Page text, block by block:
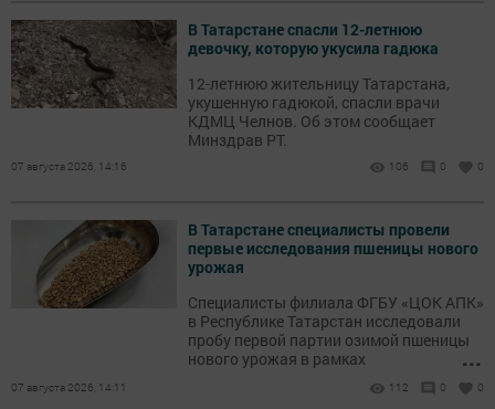
представителей старшего поколения
В Татарстане спасли 12-летнюю
девочку, которую укусила гадюка
12-летнюю жительницу Татарстана,
укушенную гадюкой, спасли врачи
КДМЦ Челнов. Об этом сообщает
Минздрав РТ.
07 августа 2026, 14:16 106 0 0
В Татарстане специалисты провели
первые исследования пшеницы нового
урожая
Специалисты филиала ФГБУ «ЦОК АПК»
в Республике Татарстан исследовали
пробу первой партии озимой пшеницы
нового урожая в рамках
государственного мониторинга.
Образец отобран от партии объёмом 94
...
07 августа 2026, 14:11 112 0 0